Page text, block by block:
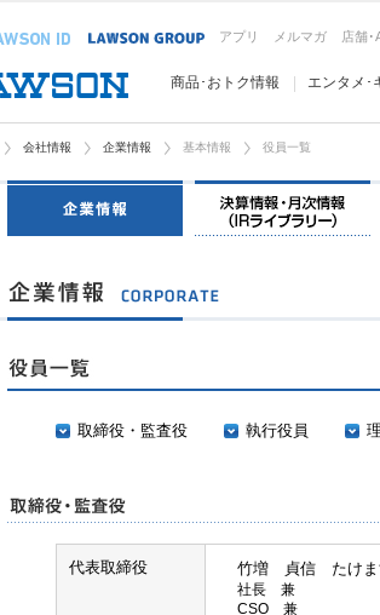
アプリ メルマガ 店舗･
商品･おトク情報 エンタメ･
会社情報 企業情報 基本情報 役員一覧
企業情報
取締役・監査役 執行役員
代表取締役 竹増 貞信 たけ
社長 兼
CSO 兼